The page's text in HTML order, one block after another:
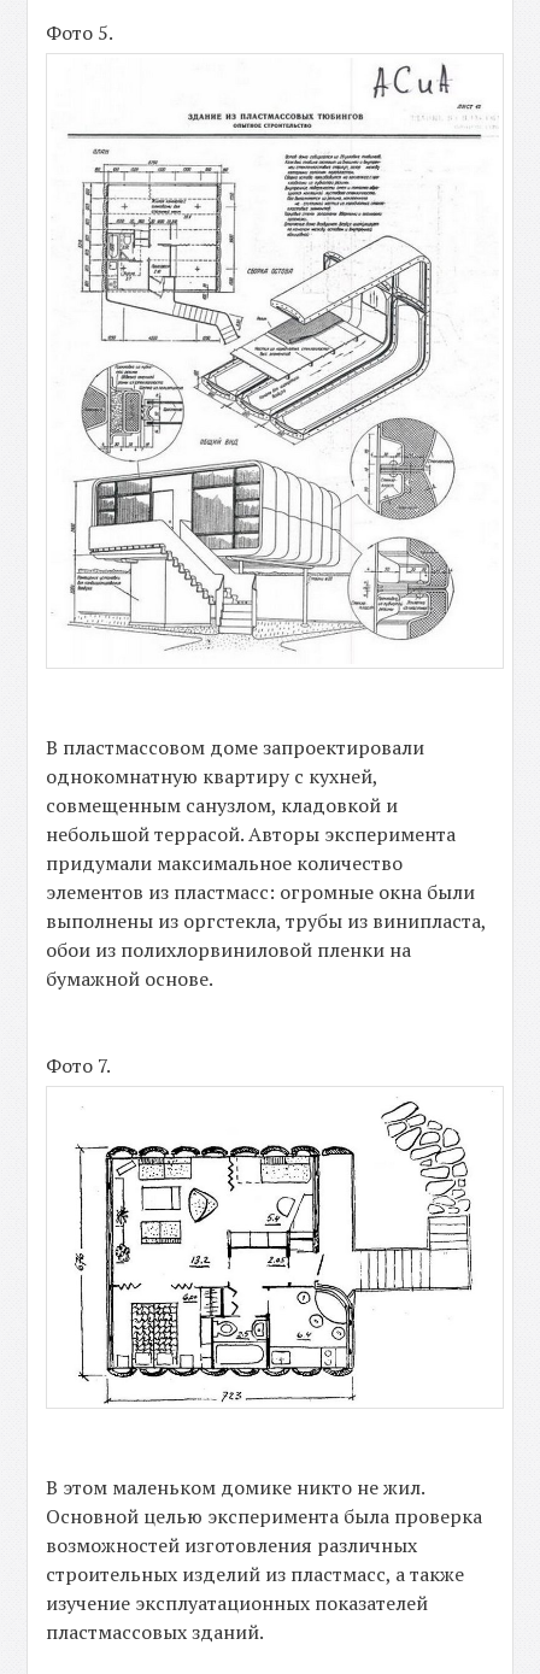
Фото 5.
В пластмассовом доме запроектировали
однокомнатную квартиру с кухней,
совмещенным санузлом, кладовкой и
небольшой террасой. Авторы эксперимента
придумали максимальное количество
элементов из пластмасс: огромные окна были
выполнены из оргстекла, трубы из винипласта,
обои из полихлорвиниловой пленки на
бумажной основе.
Фото 7.
В этом маленьком домике никто не жил.
Основной целью эксперимента была проверка
возможностей изготовления различных
строительных изделий из пластмасс, а также
изучение эксплуатационных показателей
пластмассовых зданий.